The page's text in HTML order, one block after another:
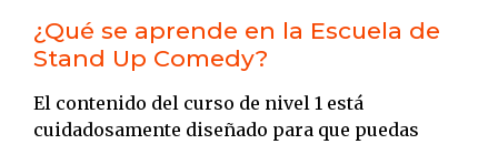
¿Qué se aprende en la Escuela de
Stand Up Comedy?
El contenido del curso de nivel 1 está
cuidadosamente diseñado para que puedas